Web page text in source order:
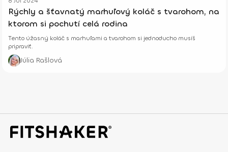
Rýchly a šťavnatý marhuľový koláč s tvarohom, na
ktorom si pochutí celá rodina
Tento úžasný koláč s marhuľami a tvarohom si jednoducho musíš
pripraviť.
Júlia Rašlová